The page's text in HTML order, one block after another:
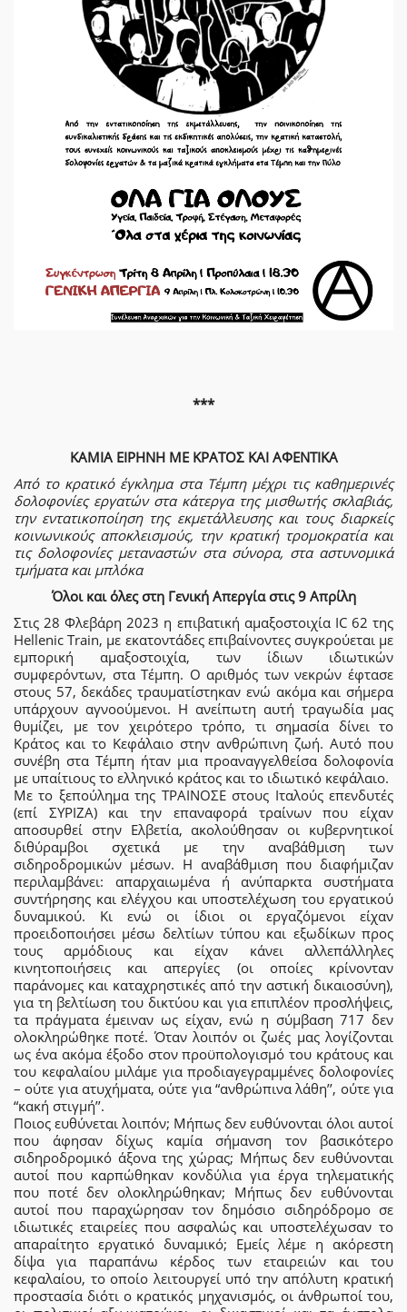
***
ΚΑΜΙΑ ΕΙΡΗΝΗ ΜΕ ΚΡΑΤΟΣ ΚΑΙ ΑΦΕΝΤΙΚΑ
Από το κρατικό έγκλημα στα Τέμπη μέχρι τις καθημερινές
δολοφονίες εργατών στα κάτεργα της μισθωτής σκλαβιάς,
την εντατικοποίηση της εκμετάλλευσης και τους διαρκείς
κοινωνικούς αποκλεισμούς, την κρατική τρομοκρατία και
τις δολοφονίες μεταναστών στα σύνορα, στα αστυνομικά
τμήματα και μπλόκα
Όλοι και όλες στη Γενική Απεργία στις 9 Απρίλη
Στις 28 Φλεβάρη 2023 η επιβατική αμαξοστοιχία ΙC 62 της
Hellenic Train, με εκατοντάδες επιβαίνοντες συγκρούεται με
εμπορική αμαξοστοιχία, των ίδιων ιδιωτικών
συμφερόντων, στα Τέμπη. Ο αριθμός των νεκρών έφτασε
στους 57, δεκάδες τραυματίστηκαν ενώ ακόμα και σήμερα
υπάρχουν αγνοούμενοι. Η ανείπωτη αυτή τραγωδία μας
θυμίζει, με τον χειρότερο τρόπο, τι σημασία δίνει το
Κράτος και το Κεφάλαιο στην ανθρώπινη ζωή. Αυτό που
συνέβη στα Τέμπη ήταν μια προαναγγελθείσα δολοφονία
με υπαίτιους το ελληνικό κράτος και το ιδιωτικό κεφάλαιο.
Με το ξεπούλημα της ΤΡΑΙΝΟΣΕ στους Ιταλούς επενδυτές
(επί ΣΥΡΙΖΑ) και την επαναφορά τραίνων που είχαν
αποσυρθεί στην Ελβετία, ακολούθησαν οι κυβερνητικοί
διθύραμβοι σχετικά με την αναβάθμιση των
σιδηροδρομικών μέσων. Η αναβάθμιση που διαφήμιζαν
περιλαμβάνει: απαρχαιωμένα ή ανύπαρκτα συστήματα
συντήρησης και ελέγχου και υποστελέχωση του εργατικού
δυναμικού. Κι ενώ οι ίδιοι οι εργαζόμενοι είχαν
προειδοποιήσει μέσω δελτίων τύπου και εξωδίκων προς
τους αρμόδιους και είχαν κάνει αλλεπάλληλες
κινητοποιήσεις και απεργίες (οι οποίες κρίνονταν
παράνομες και καταχρηστικές από την αστική δικαιοσύνη),
για τη βελτίωση του δικτύου και για επιπλέον προσλήψεις,
τα πράγματα έμειναν ως είχαν, ενώ η σύμβαση 717 δεν
ολοκληρώθηκε ποτέ. Όταν λοιπόν οι ζωές μας λογίζονται
ως ένα ακόμα έξοδο στον προϋπολογισμό του κράτους και
του κεφαλαίου μιλάμε για προδιαγεγραμμένες δολοφονίες
– ούτε για ατυχήματα, ούτε για “ανθρώπινα λάθη’’, ούτε για
“κακή στιγμή’’.
Ποιος ευθύνεται λοιπόν; Μήπως δεν ευθύνονται όλοι αυτοί
που άφησαν δίχως καμία σήμανση τον βασικότερο
σιδηροδρομικό άξονα της χώρας; Μήπως δεν ευθύνονται
αυτοί που καρπώθηκαν κονδύλια για έργα τηλεματικής
που ποτέ δεν ολοκληρώθηκαν; Μήπως δεν ευθύνονται
αυτοί που παραχώρησαν τον δημόσιο σιδηρόδρομο σε
ιδιωτικές εταιρείες που ασφαλώς και υποστελέχωσαν το
απαραίτητο εργατικό δυναμικό; Εμείς λέμε η ακόρεστη
δίψα για παραπάνω κέρδος των εταιρειών και του
κεφαλαίου, το οποίο λειτουργεί υπό την απόλυτη κρατική
προστασία διότι ο κρατικός μηχανισμός, οι άνθρωποί του,